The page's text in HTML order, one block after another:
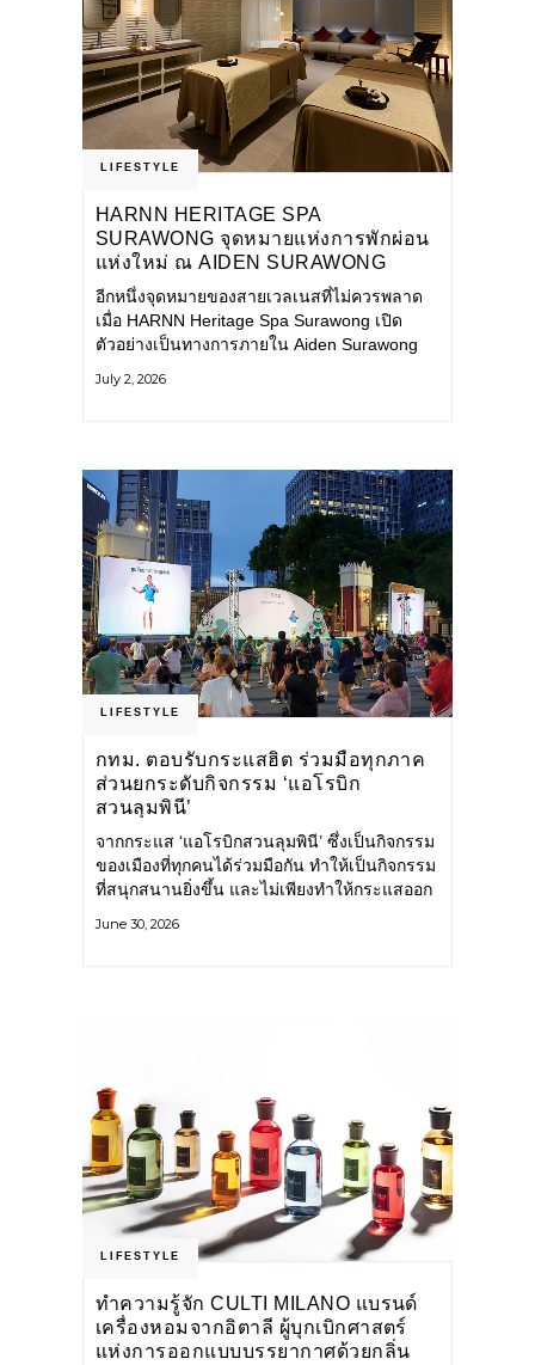
LIFESTYLE
HARNN HERITAGE SPA
SURAWONG จุดหมายแห่งการพักผ่อน
แห่งใหม่ ณ AIDEN SURAWONG
BANGKOK
อีกหนึ่งจุดหมายของสายเวลเนสที่ไม่ควรพลาด
เมื่อ HARNN Heritage Spa Surawong เปิด
ตัวอย่างเป็นทางการภายใน Aiden Surawong
ของเมืองใหญ่ มาสัมผัสประสบการณ์การพักผ่อน
July 2, 2026
LIFESTYLE
กทม. ตอบรับกระแสฮิต ร่วมมือทุกภาค
ส่วนยกระดับกิจกรรม ‘แอโรบิก
สวนลุมพินี’
จากกระแส ‘แอโรบิกสวนลุมพินี’ ซึ่งเป็นกิจกรรม
ของเมืองที่ทุกคนได้ร่วมมือกัน ทำให้เป็นกิจกรรม
ที่สนุกสนานยิ่งขึ้น และไม่เพียงทำให้กระแสออก
กระจายไปยังหลายพื้นที่ของประเทศที่อยากออก
June 30, 2026
LIFESTYLE
ทำความรู้จัก CULTI MILANO แบรนด์
เครื่องหอมจากอิตาลี ผู้บุกเบิกศาสตร์
แห่งการออกแบบบรรยากาศด้วยกลิ่น